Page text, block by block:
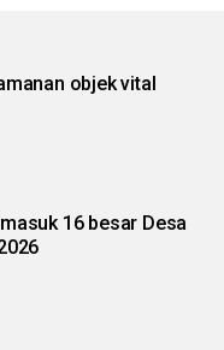
objek vital
16 besar Desa